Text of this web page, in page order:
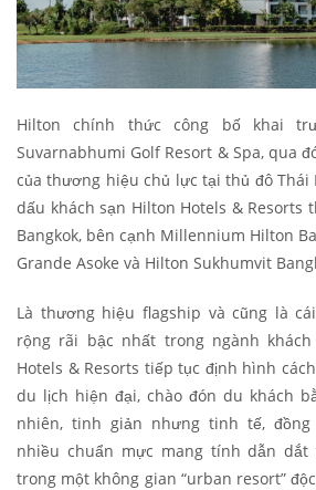
Hilton chính thức công bố khai
Suvarnabhumi Golf Resort & Spa, qua
của thương hiệu chủ lực tại thủ đô Thái
dấu khách sạn Hilton Hotels & Resorts
Bangkok, bên cạnh Millennium Hilton
Grande Asoke và Hilton Sukhumvit
Là thương hiệu flagship và cũng là
rộng rãi bậc nhất trong ngành
Hotels & Resorts tiếp tục định hình
du lịch hiện đại, chào đón du khách
nhiên, tinh giản nhưng tinh tế,
nhiều chuẩn mực mang tính dẫn dắt
trong một không gian “urban resort”